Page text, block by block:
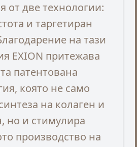
от две технологии:
и таргетиран
на тази
EXION притежава
патентована
която не само
на колаген и
но и стимулира
производство на